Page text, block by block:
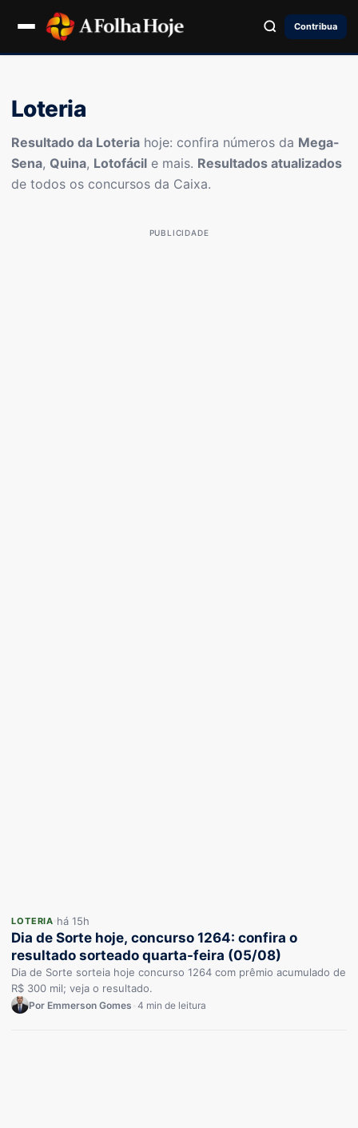
Contribua
Loteria
Resultado da Loteria hoje: confira números da Mega-
Sena, Quina, Lotofácil e mais. Resultados atualizados
de todos os concursos da Caixa.
PUBLICIDADE
LOTERIA há 15h
Dia de Sorte hoje, concurso 1264: confira o
resultado sorteado quarta-feira (05/08)
Dia de Sorte sorteia hoje concurso 1264 com prêmio acumulado de
R$ 300 mil; veja o resultado.
Por Emmerson Gomes 4 min de leitura